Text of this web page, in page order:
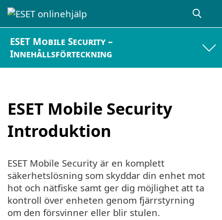
ESET Mobile Security –
Innehållsförteckning
ESET Mobile Security
Introduktion
ESET Mobile Security är en komplett
säkerhetslösning som skyddar din enhet mot
hot och nätfiske samt ger dig möjlighet att ta
kontroll över enheten genom fjärrstyrning
om den försvinner eller blir stulen.